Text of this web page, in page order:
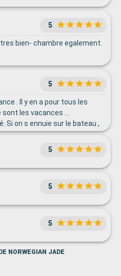
5
bien- chambre egalement.
5
. Il y en a pour tous les
les vacances ...
Si on s ennuie sur le bateau ,
: les rois du shopping !
5
5
5
NORWEGIAN JADE